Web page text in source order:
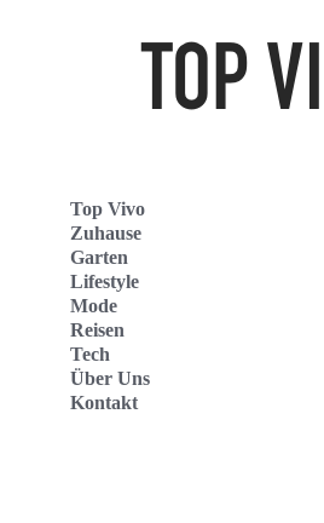
Top Vivo
Zuhause
Garten
Lifestyle
Mode
Reisen
Tech
Über Uns
Kontakt